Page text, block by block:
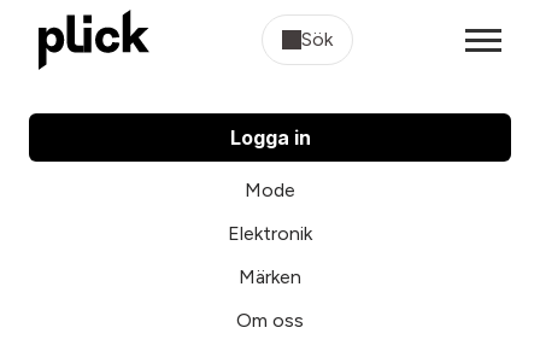
Sök
Logga in
Mode
Elektronik
Märken
Om oss